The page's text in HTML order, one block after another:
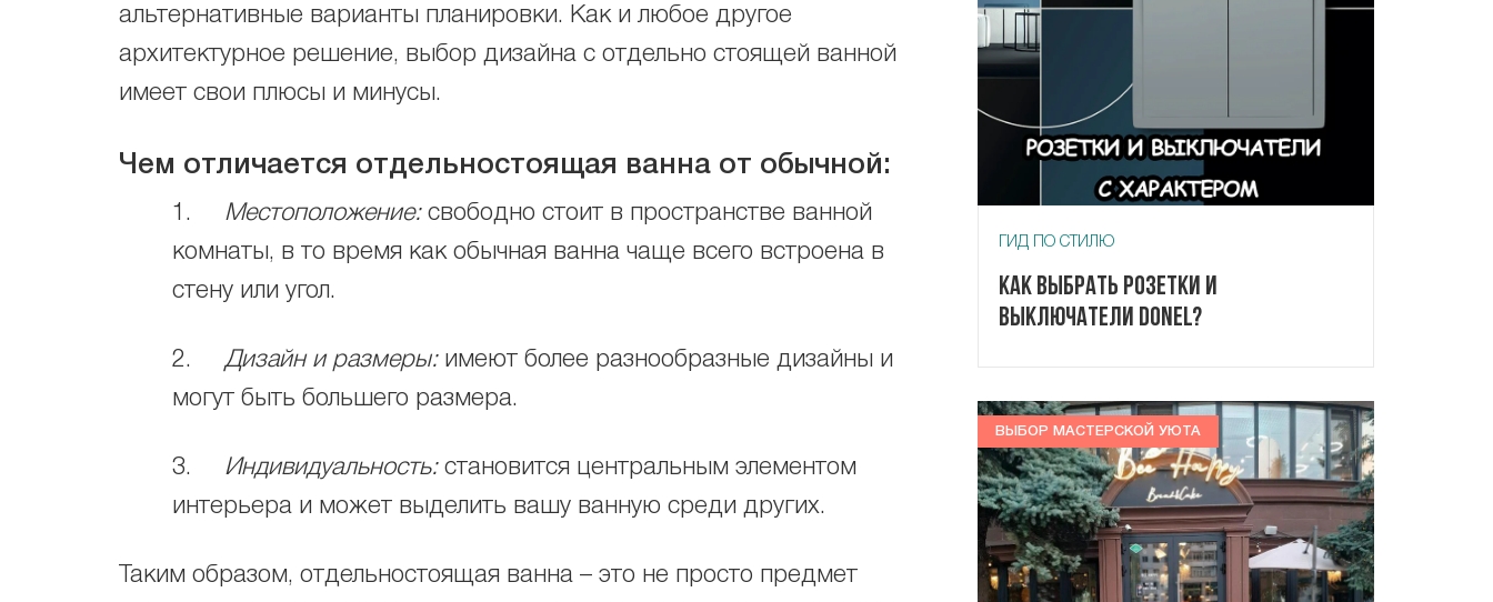
альтернативные варианты планировки. Как и любое другое
архитектурное решение, выбор дизайна с отдельно стоящей ванной
имеет свои плюсы и минусы.
Чем отличается отдельностоящая ванна от обычной:
1. Местоположение:свободно стоит в пространстве ванной
комнаты, в то время как обычная ванна чаще всего встроена в
стену или угол.
2. Дизайн и размеры:имеют более разнообразные дизайны и
могут быть большего размера.
3. Индивидуальность:становится центральным элементом
интерьера и может выделить вашу ванную среди других.
Таким образом, отдельностоящая ванна – это не просто предмет
ГИД ПО СТИЛЮ
Как выбрать розетки и
выключатели Donel?
ВЫБОР МАСТЕРСКОЙ УЮТА